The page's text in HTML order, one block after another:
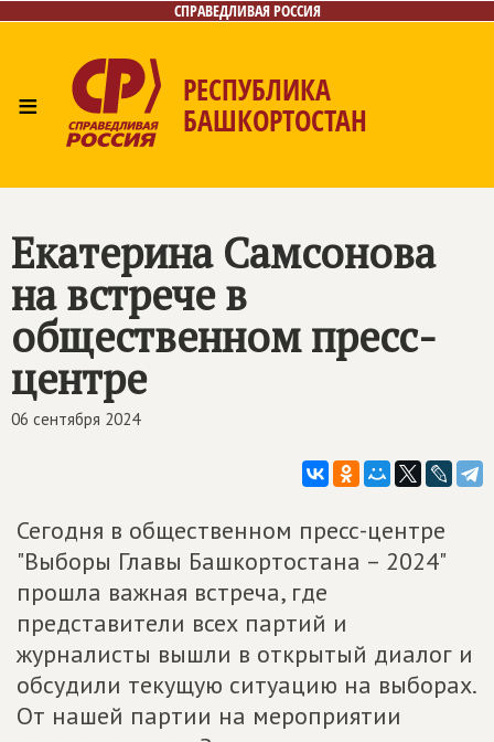
СПРАВЕДЛИВАЯ РОССИЯ
≡ РЕСПУБЛИКА
БАШКОРТОСТАН
Контакты
Екатерина Самсонова
на встрече в
общественном пресс-
центре
06 сентября 2024
Сегодня в общественном пресс-центре
"Выборы Главы Башкортостана – 2024"
прошла важная встреча, где
представители всех партий и
журналисты вышли в открытый диалог и
обсудили текущую ситуацию на выборах.
От нашей партии на мероприятии